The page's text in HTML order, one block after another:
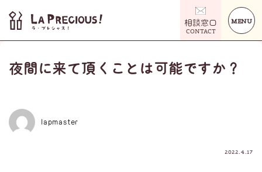
相談窓口
CONTACT
MENU
夜間に来て頂くことは可能ですか？
lapmaster
2022.4.17